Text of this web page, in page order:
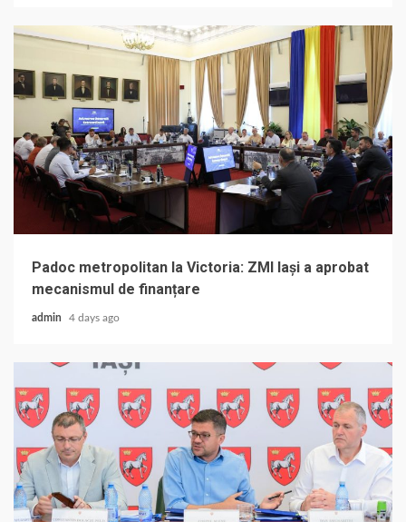
Padoc metropolitan la Victoria: ZMI Iași a aprobat
mecanismul de finanțare
admin 4 days ago